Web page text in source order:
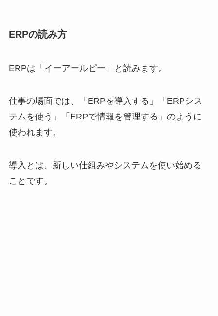
ERPの読み方
ERPは「イーアールピー」と読みます。
仕事の場面では、「ERPを導入する」「ERPシス
テムを使う」「ERPで情報を管理する」のように
使われます。
導入とは、新しい仕組みやシステムを使い始める
ことです。